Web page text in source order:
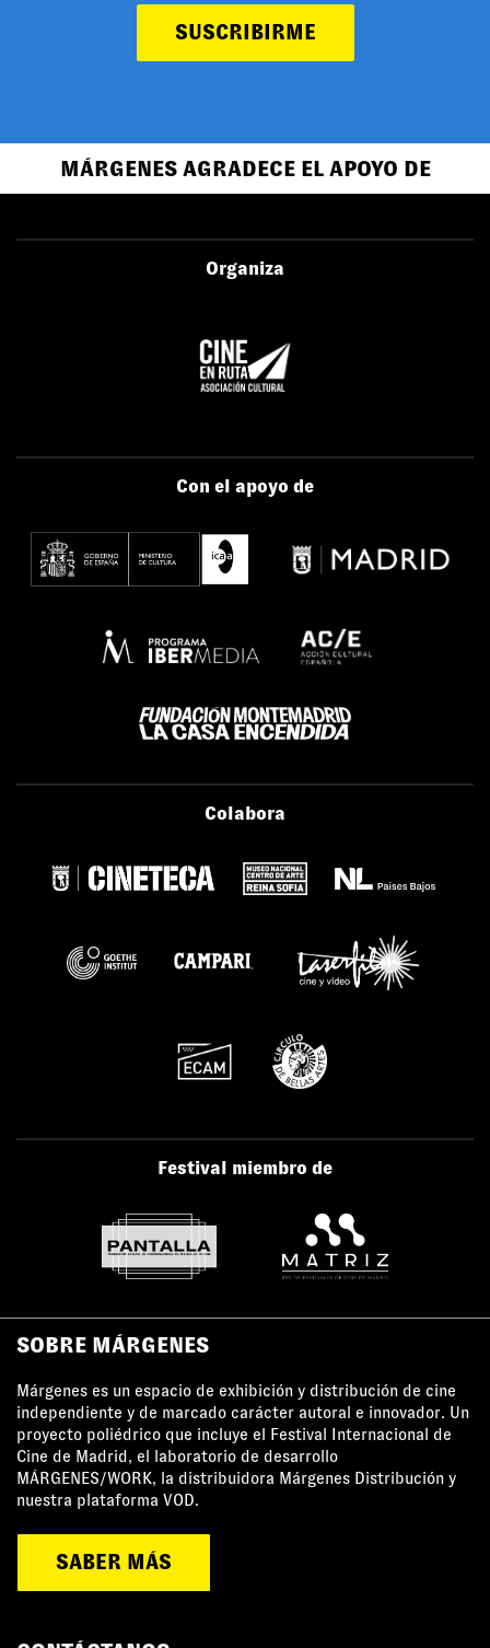
SUSCRIBIRME
MÁRGENES AGRADECE EL APOYO DE
Organiza
Con el apoyo de
Colabora
Festival miembro de
SOBRE MÁRGENES
Márgenes es un espacio de exhibición y distribución de cine
independiente y de marcado carácter autoral e innovador. Un
proyecto poliédrico que incluye el Festival Internacional de
Cine de Madrid, el laboratorio de desarrollo
MÁRGENES/WORK, la distribuidora Márgenes Distribución y
nuestra plataforma VOD.
SABER MÁS